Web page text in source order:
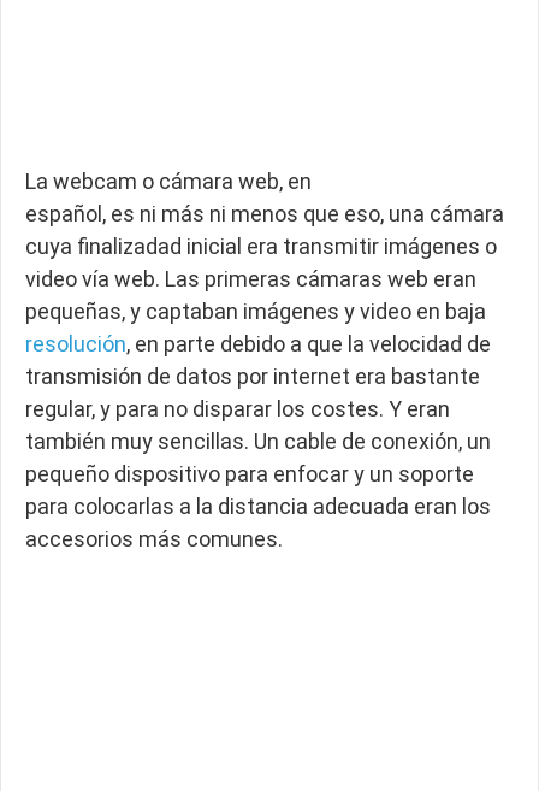
La webcam o cámara web, en
español, es ni más ni menos que eso, una cámara
cuya finalizadad inicial era transmitir imágenes o
video vía web. Las primeras cámaras web eran
pequeñas, y captaban imágenes y video en baja
resolución, en parte debido a que la velocidad de
transmisión de datos por internet era bastante
regular, y para no disparar los costes. Y eran
también muy sencillas. Un cable de conexión, un
pequeño dispositivo para enfocar y un soporte
para colocarlas a la distancia adecuada eran los
accesorios más comunes.